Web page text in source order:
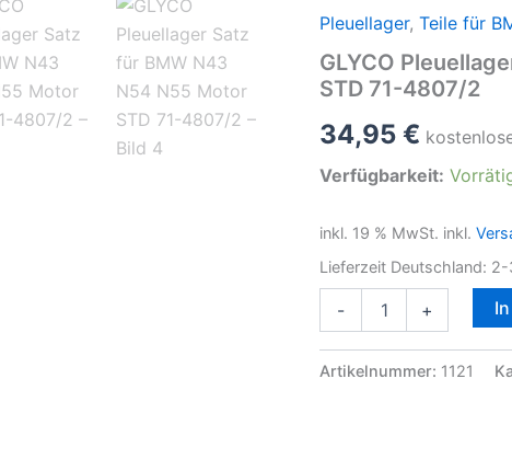
Pleuellager, Teile für
GLYCO
STD 71-4807/2
34,95 €
Verfügbarkeit:
inkl. 19 % MwSt. inkl.
Lieferzeit Deutschland: 2-
-
Pleuellager
für
+
Artikelnummer: 1121